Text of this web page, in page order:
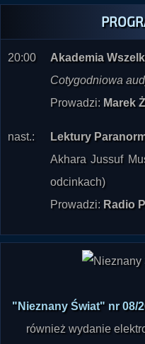
20:00
Akademia
Cotygodniowa
Prowadzi: Marek
nast.:
Lektury
Akhara Jussuf
odcinkach)
Prowadzi: Radio
"Nieznany Świat" nr 08/
również wydanie